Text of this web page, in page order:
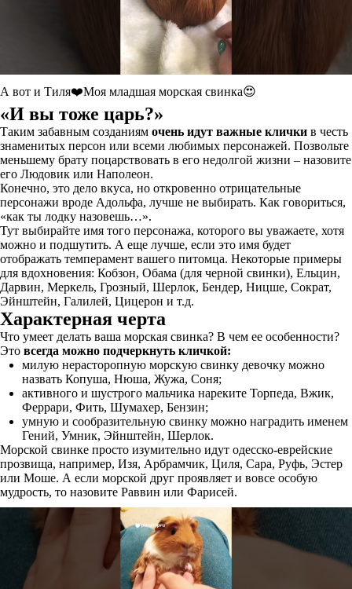
А вот и Тиля❤️Моя младшая морская свинка😍
«И вы тоже царь?»
Таким забавным созданиям очень идут важные клички в честь
знаменитых персон или всеми любимых персонажей. Позвольте
меньшему брату поцарствовать в его недолгой жизни – назовите
его Людовик или Наполеон.
Конечно, это дело вкуса, но откровенно отрицательные
персонажи вроде Адольфа, лучше не выбирать. Как говориться,
«как ты лодку назовешь…».
Тут выбирайте имя того персонажа, которого вы уважаете, хотя
можно и подшутить. А еще лучше, если это имя будет
отображать темперамент вашего питомца. Некоторые примеры
для вдохновения: Кобзон, Обама (для черной свинки), Ельцин,
Дарвин, Меркель, Грозный, Шерлок, Бендер, Ницше, Сократ,
Эйнштейн, Галилей, Цицерон и т.д.
Характерная черта
Что умеет делать ваша морская свинка? В чем ее особенности?
Это всегда можно подчеркнуть кличкой:
милую нерасторопную морскую свинку девочку можно
назвать Копуша, Нюша, Жужа, Соня;
активного и шустрого мальчика нареките Торпеда, Вжик,
Феррари, Фить, Шумахер, Бензин;
умную и сообразительную свинку можно наградить именем
Гений, Умник, Эйнштейн, Шерлок.
Морской свинке просто изумительно идут одесско-еврейские
прозвища, например, Изя, Арбрамчик, Циля, Сара, Руфь, Эстер
или Моше. А если морской друг проявляет и вовсе особую
мудрость, то назовите Раввин или Фарисей.